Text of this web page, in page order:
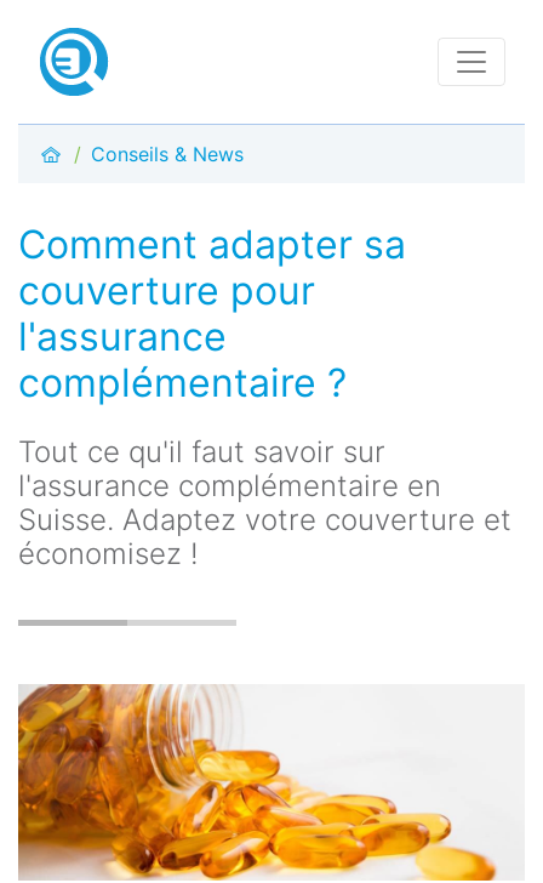
Conseils & News
Comment adapter sa
couverture pour
l'assurance
complémentaire ?
Tout ce qu'il faut savoir sur
l'assurance complémentaire en
Suisse. Adaptez votre couverture et
économisez !